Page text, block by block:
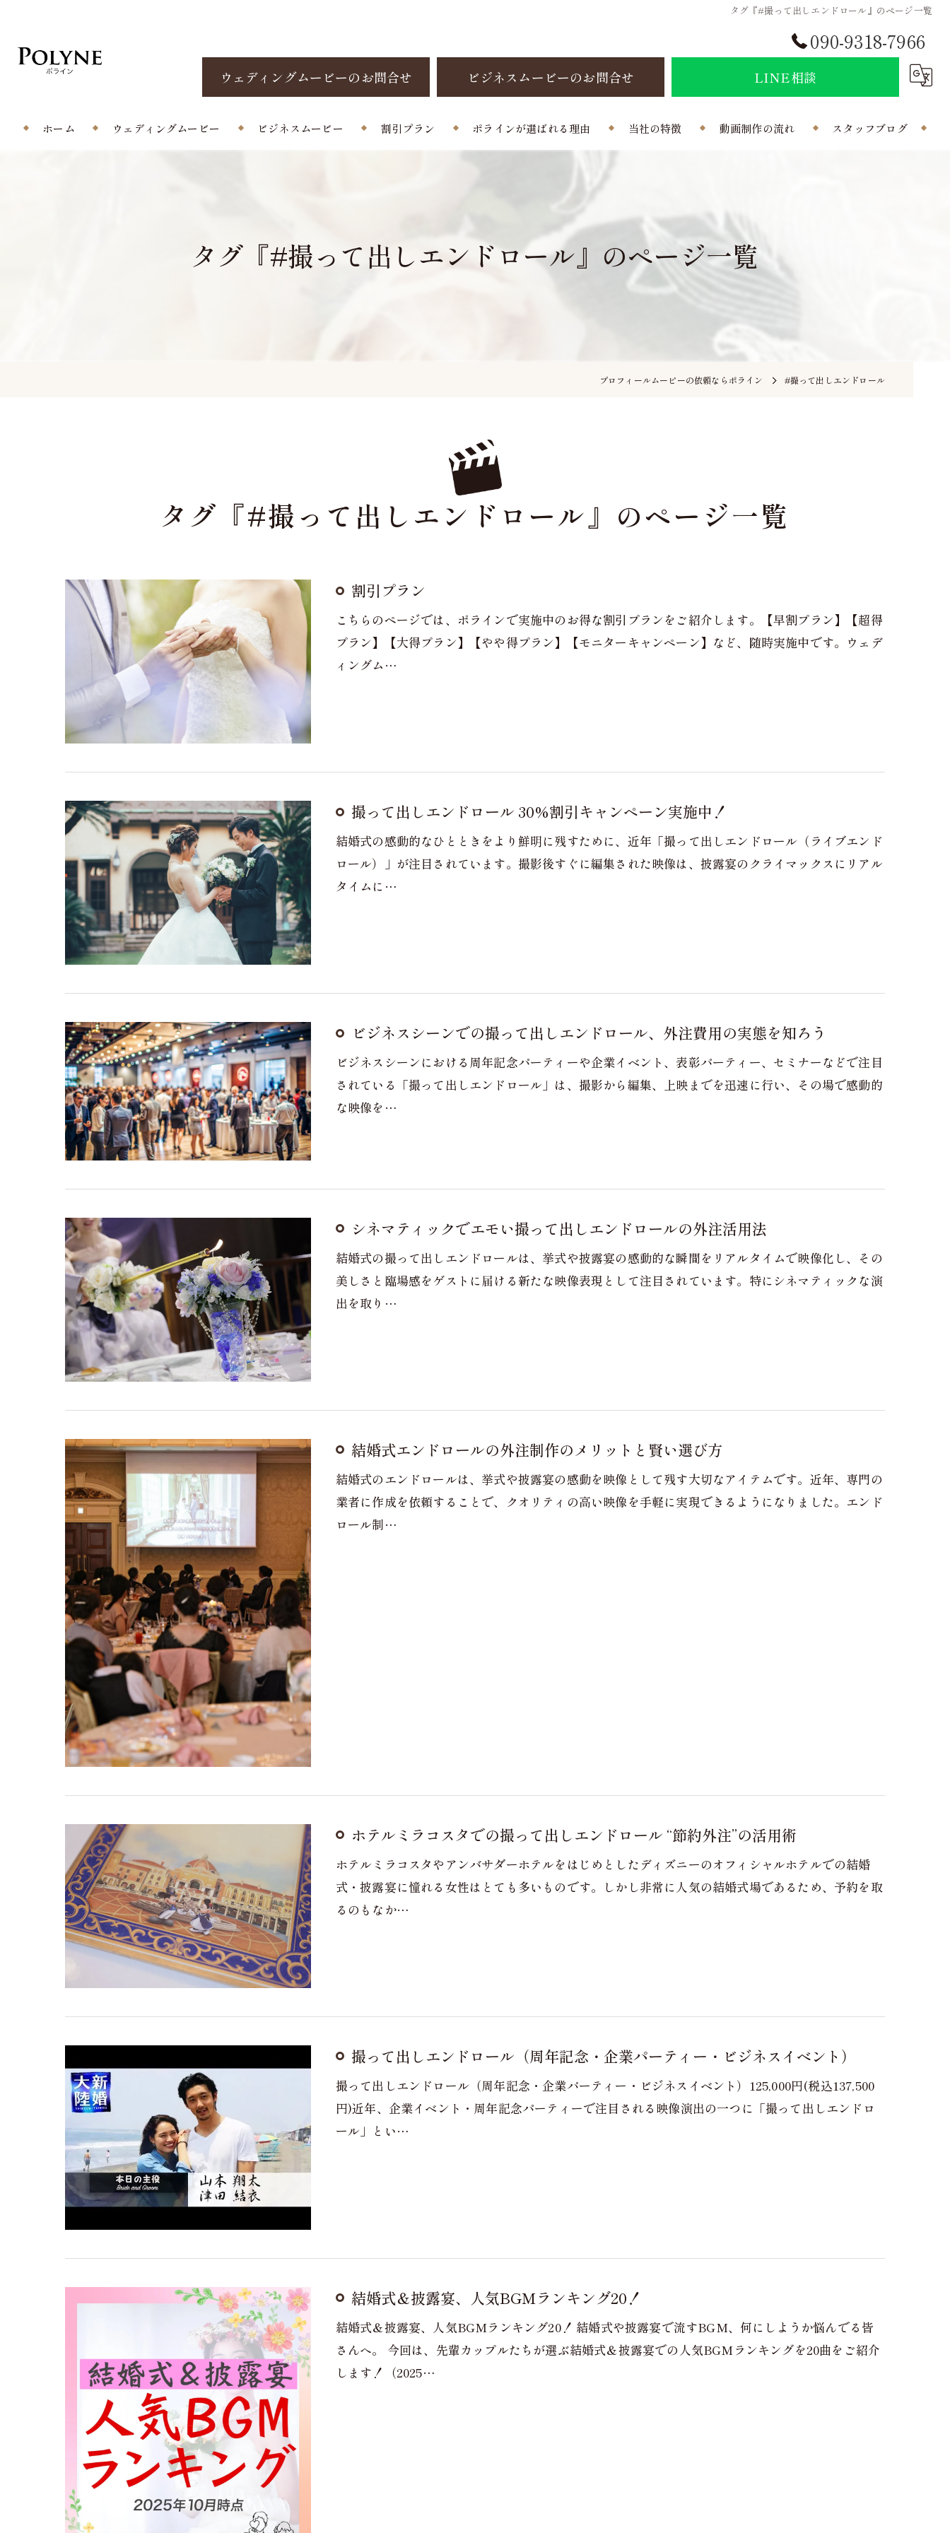
タグ『#撮って出しエンドロール』のページ一覧
090-9318-7966
ウェディングムービーのお問合せ ビジネスムービーのお問合せ LINE相談
ホーム ウェディングムービー
オープニングムービー
ビジネスムービー 割引プラン ポラインが選ばれる理由 当社の特徴
写真
動画制作の流れ スタッフブログ
タグ『#撮って出しエンドロール』のページ一覧
プロフィールムービーの依頼ならポライン #撮って出しエンドロール
タグ『#撮って出しエンドロール』のページ一覧
割引プラン
こちらのページでは、ポラインで実施中のお得な割引プランをご紹介します。【早割プラン】【超得
プラン】【大得プラン】【やや得プラン】【モニターキャンペーン】など、随時実施中です。ウェデ
ィングム…
撮って出しエンドロール 30%割引キャンペーン実施中！
結婚式の感動的なひとときをより鮮明に残すために、近年「撮って出しエンドロール（ライブエンド
ロール）」が注目されています。撮影後すぐに編集された映像は、披露宴のクライマックスにリアル
タイムに…
ビジネスシーンでの撮って出しエンドロール、外注費用の実態を知ろう
ビジネスシーンにおける周年記念パーティーや企業イベント、表彰パーティー、セミナーなどで注目
されている「撮って出しエンドロール」は、撮影から編集、上映までを迅速に行い、その場で感動的
な映像を…
シネマティックでエモい撮って出しエンドロールの外注活用法
結婚式の撮って出しエンドロールは、挙式や披露宴の感動的な瞬間をリアルタイムで映像化し、その
美しさと臨場感をゲストに届ける新たな映像表現として注目されています。特にシネマティックな演
出を取り…
結婚式エンドロールの外注制作のメリットと賢い選び方
結婚式のエンドロールは、挙式や披露宴の感動を映像として残す大切なアイテムです。近年、専門の
業者に作成を依頼することで、クオリティの高い映像を手軽に実現できるようになりました。エンド
ロール制…
ホテルミラコスタでの撮って出しエンドロール “節約外注”の活用術
ホテルミラコスタやアンバサダーホテルをはじめとしたディズニーのオフィシャルホテルでの結婚
式・披露宴に憧れる女性はとても多いものです。しかし非常に人気の結婚式場であるため、予約を取
るのもなか…
撮って出しエンドロール（周年記念・企業パーティー・ビジネスイベント）
撮って出しエンドロール（周年記念・企業パーティー・ビジネスイベント）125,000円(税込137,500
円)近年、企業イベント・周年記念パーティーで注目される映像演出の一つに「撮って出しエンドロ
ール」とい…
結婚式＆披露宴、人気BGMランキング20！
結婚式＆披露宴、人気BGMランキング20！ 結婚式や披露宴で流すBGM、何にしようか悩んでる皆
さんへ。 今回は、先輩カップルたちが選ぶ結婚式＆披露宴での人気BGMランキングを20曲をご紹介
します！（2025…